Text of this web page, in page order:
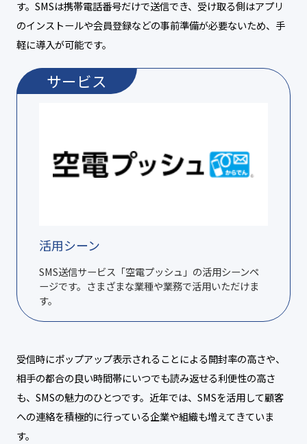
す。SMSは携帯電話番号だけで送信でき、受け取る側はアプリ
のインストールや会員登録などの事前準備が必要ないため、手
軽に導入が可能です。
サービス
活用シーン
SMS送信サービス「空電プッシュ」の活用シーンペ
ージです。さまざまな業種や業務で活用いただけま
す。
受信時にポップアップ表示されることによる開封率の高さや、
相手の都合の良い時間帯にいつでも読み返せる利便性の高さ
も、SMSの魅力のひとつです。近年では、SMSを活用して顧客
への連絡を積極的に行っている企業や組織も増えてきていま
す。